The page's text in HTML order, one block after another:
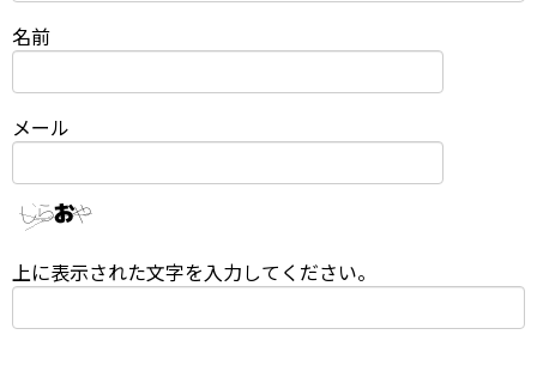
名前
メール
上に表示された文字を入力してください。